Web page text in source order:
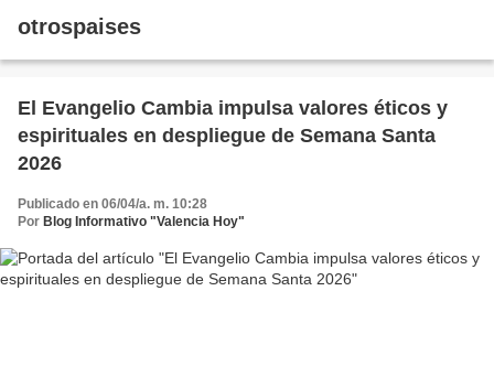
otrospaises
El Evangelio Cambia impulsa valores éticos y
espirituales en despliegue de Semana Santa
2026
Publicado en 06/04/a. m. 10:28
Por Blog Informativo "Valencia Hoy"